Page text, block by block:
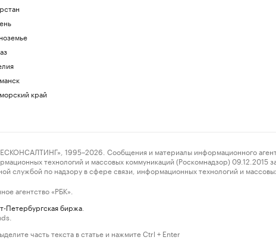
край
1995–2026. Сообщения и материалы информационного
технологий и массовых коммуникаций (Роскомнадзор)
службой по надзору в сфере связи, информационных технологий и
агентство «РБК».
Петербургская биржа
часть текста в статье и нажмите Ctrl + Enter